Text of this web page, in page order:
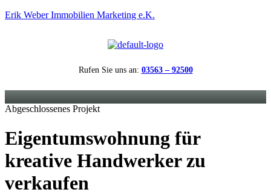
Erik Weber Immobilien Marketing e.K.
Rufen Sie uns an: 03563 – 92500
Menü
Abgeschlossenes Projekt
Eigentumswohnung für
kreative Handwerker zu
verkaufen